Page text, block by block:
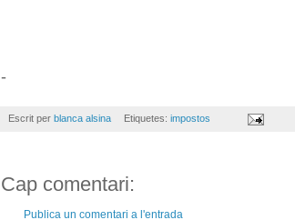
-
Escrit per blanca alsina Etiquetes: impostos
Cap comentari:
Publica un comentari a l'entrada